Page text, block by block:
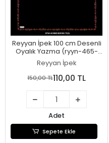
Reyyan İpek 100 cm Desenli
Oyalık Yazma (ryyn-465-
27)
Reyyan İpek
150,00 TL110,00 TL
Adet
Sepete Ekle